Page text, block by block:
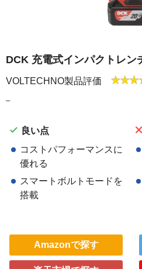
DCK 充電式インパクトレン
VOLTECHNO製品評価
–
良い点
コストパフォーマンスに
優れる
スマートボルトモードを
搭載
Amazonで探す